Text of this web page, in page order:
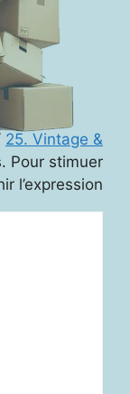
25. Vintage &
Pour stimuer
l’expression